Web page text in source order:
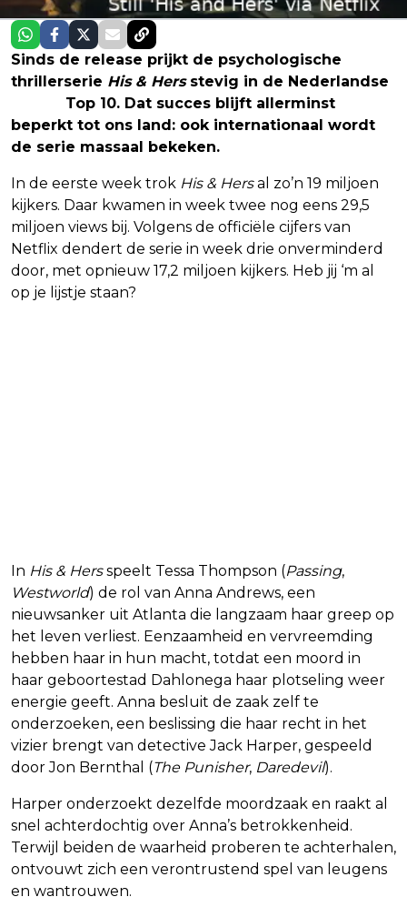
Sinds de release prijkt de psychologische
thrillerserie His & Hersstevig in de Nederlandse
Top 10. Dat succes blijft allerminst
beperkt tot ons land: ook internationaal wordt
de serie massaal bekeken.
In de eerste week trok His & Hersal zo’n 19 miljoen
kijkers. Daar kwamen in week twee nog eens 29,5
miljoen views bij. Volgens de officiële cijfers van
Netflix dendert de serie in week drie onverminderd
door, met opnieuw 17,2 miljoen kijkers. Heb jij ‘m al
op je lijstje staan?
In His & Hersspeelt Tessa Thompson (Passing,
Westworld) de rol van Anna Andrews, een
nieuwsanker uit Atlanta die langzaam haar greep op
het leven verliest. Eenzaamheid en vervreemding
hebben haar in hun macht, totdat een moord in
haar geboortestad Dahlonega haar plotseling weer
energie geeft. Anna besluit de zaak zelf te
onderzoeken, een beslissing die haar recht in het
vizier brengt van detective Jack Harper, gespeeld
door Jon Bernthal (The Punisher, Daredevil).
Harper onderzoekt dezelfde moordzaak en raakt al
snel achterdochtig over Anna’s betrokkenheid.
Terwijl beiden de waarheid proberen te achterhalen,
ontvouwt zich een verontrustend spel van leugens
en wantrouwen.